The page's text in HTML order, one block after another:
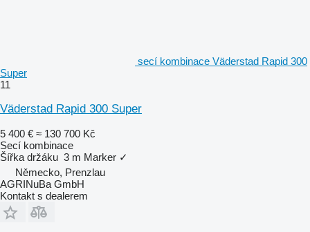
secí kombinace Väderstad Rapid 300
Super
11
Väderstad Rapid 300 Super
5 400 € ≈ 130 700 Kč
Secí kombinace
Šířka držáku 3 m Marker ✓
Německo, Prenzlau
AGRINuBa GmbH
Kontakt s dealerem